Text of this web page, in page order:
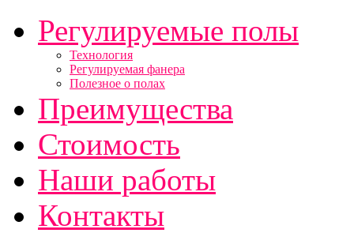
Регулируемые полы
Технология
Регулируемая фанера
Полезное о полах
Преимущества
Стоимость
Наши работы
Контакты